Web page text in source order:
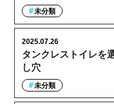
未分類
タンクレストイレを
し穴
2025.07.26
未分類